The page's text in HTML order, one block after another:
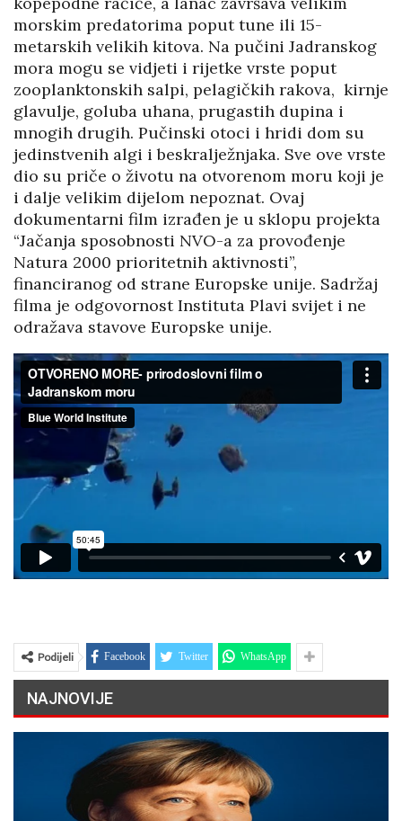
morskim predatorima poput tune ili 15-
metarskih velikih kitova. Na pučini Jadranskog
mora mogu se vidjeti i rijetke vrste poput
zooplanktonskih salpi, pelagičkih rakova, kirnje
glavulje, goluba uhana, prugastih dupina i
mnogih drugih. Pučinski otoci i hridi dom su
jedinstvenih algi i beskralježnjaka. Sve ove vrste
dio su priče o životu na otvorenom moru koji je
i dalje velikim dijelom nepoznat. Ovaj
dokumentarni film izrađen je u sklopu projekta
“Jačanja sposobnosti NVO-a za provođenje
Natura 2000 prioritetnih aktivnosti”,
financiranog od strane Europske unije. Sadržaj
filma je odgovornost Instituta Plavi svijet i ne
odražava stavove Europske unije.
Podijeli Facebook Twitter WhatsApp
NAJNOVIJE